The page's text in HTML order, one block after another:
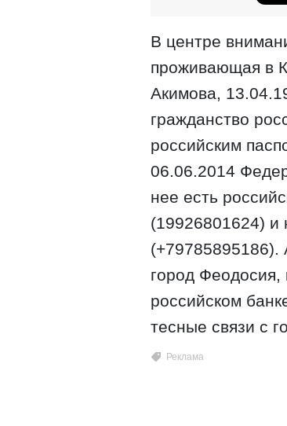
В центре
проживающая в
Акимова,
гражданство
российским
06.06.2014
нее есть
(19926801624) и
(+79785895186).
город
российском
тесные связи с